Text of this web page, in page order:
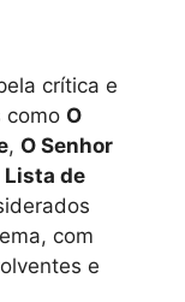
crítica e
como O
, O Senhor
Lista de
com
e